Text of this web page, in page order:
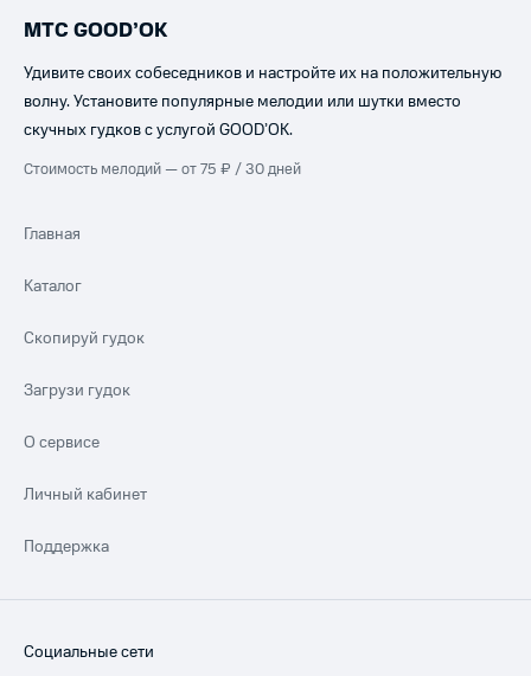
МТС GOOD’OK
Удивите своих собеседников и настройте их на положительную
волну. Установите популярные мелодии или шутки вместо
скучных гудков с услугой GOOD’OK.
Стоимость мелодий — от 75 ₽ / 30 дней
Главная
Каталог
Скопируй гудок
Загрузи гудок
О сервисе
Личный кабинет
Поддержка
Социальные сети